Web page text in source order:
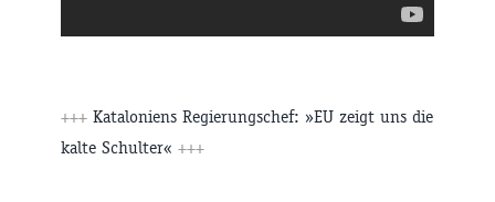
+++ Kataloniens Regierungschef: »EU zeigt uns die
kalte Schulter« +++